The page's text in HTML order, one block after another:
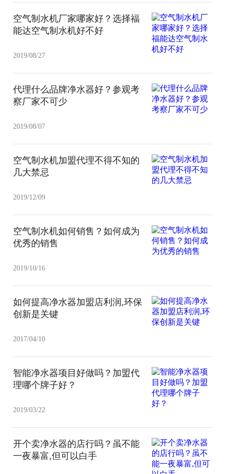
空气制水机厂家哪家好？选择福
能达空气制水机好不好
2019/08/27
代理什么品牌净水器好？参观考
察厂家不可少
2019/08/07
空气制水机加盟代理不得不知的
几大禁忌
2019/12/09
空气制水机如何销售？如何成为
优秀的销售
2019/10/16
如何提高净水器加盟店利润,环保
创新是关键
2017/04/10
智能净水器项目好做吗？加盟代
理哪个牌子好？
2019/03/22
开个卖净水器的店行吗？虽不能
一夜暴富,但可以白手